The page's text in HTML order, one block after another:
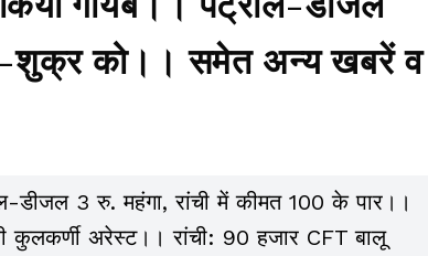
शुक्र को।। समेत अन्य खबरें व
डीजल 3 रु. महंगा, रांची में कीमत 100 के पार।।
कुलकर्णी अरेस्ट।। रांची: 90 हजार CFT बालू